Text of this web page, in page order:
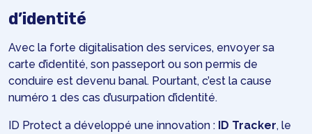
d’identité
Avec la forte digitalisation des services, envoyer sa
carte d’identité, son passeport ou son permis de
conduire est devenu banal. Pourtant, c’est la cause
numéro 1 des cas d’usurpation d’identité.
ID Protect a développé une innovation : ID Tracker, le